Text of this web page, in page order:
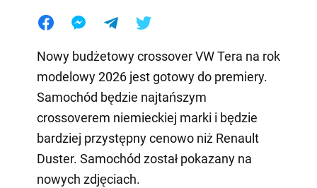
Nowy budżetowy crossover VW Tera na rok
modelowy 2026 jest gotowy do premiery.
Samochód będzie najtańszym
crossoverem niemieckiej marki i będzie
bardziej przystępny cenowo niż Renault
Duster. Samochód został pokazany na
nowych zdjęciach.